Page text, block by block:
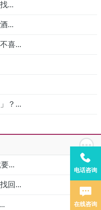
...
...
喜...
？...
...
回...
电话咨询
在线咨询